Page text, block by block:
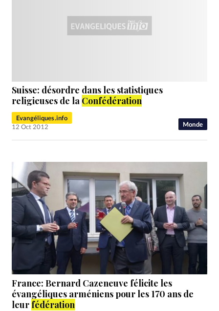
Monde
Suisse: désordre dans les statistiques
religieuses de la Confédération
Evangéliques.info
12 Oct 2012
France: Bernard Cazeneuve félicite les
évangéliques arméniens pour les 170 ans de
leur fédération